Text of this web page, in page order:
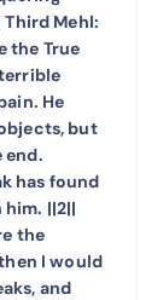
Mehl:
the True
He
but
end.
has found
him. ||2||
the
I would
and